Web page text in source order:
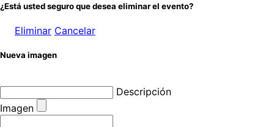
¿Está usted seguro que desea eliminar el evento?
Eliminar Cancelar
Nueva imagen
Descripción
Imagen